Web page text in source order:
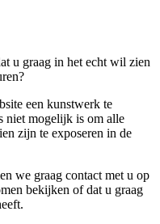
u graag in het echt wil zien
een kunstwerk te
niet mogelijk is om alle
zijn te exposeren in de
we graag contact met u op
bekijken of dat u graag